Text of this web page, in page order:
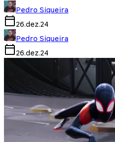
Pedro Siqueira
26.dez.24
Pedro Siqueira
26.dez.24